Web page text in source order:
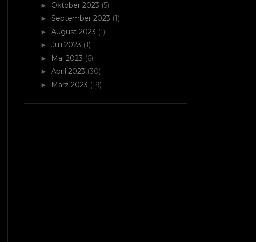
► Oktober 2023 (5)
► September 2023 (1)
► August 2023 (1)
► Juli 2023 (1)
► Mai 2023 (6)
► April 2023 (30)
► März 2023 (19)